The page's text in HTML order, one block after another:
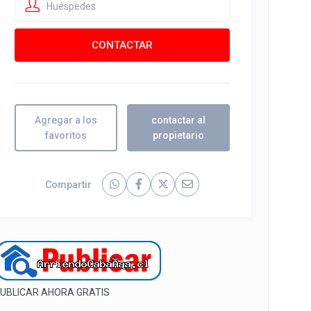
Huéspedes
Agregar a los
favoritos
contactar al
propietario
Compartir
AHORA GRATIS